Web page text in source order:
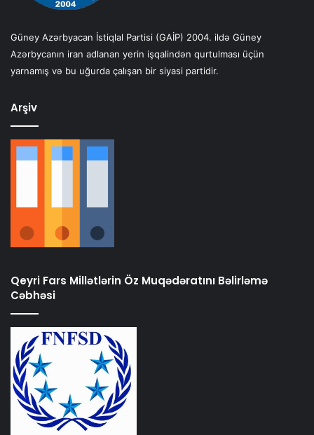
Güney Azərbyacan İstiqlal Partisi (GAİP) 2004. ildə Güney
Azərbycanın iran adlanan yerin işqalindən qurtulması üçün
yarnamış və bu uğurda çalışan bir siyasi partidir.
Arşiv
Qeyri Fars Millətlərin Öz Muqədəratını Bəlirləmə
Cəbhəsi